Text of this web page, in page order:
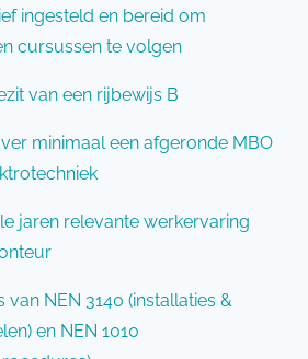
ingesteld en bereid om
cursussen te volgen
van een rijbewijs B
minimaal een afgeronde MBO
jaren relevante werkervaring
van NEN 3140 (installaties &
en NEN 1010